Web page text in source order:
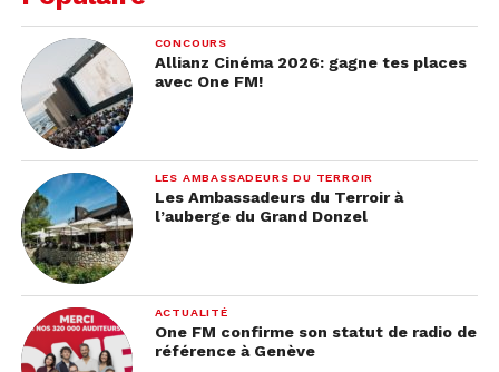
CONCOURS
Allianz Cinéma 2026: gagne tes places
avec One FM!
LES AMBASSADEURS DU TERROIR
Les Ambassadeurs du Terroir à
l’auberge du Grand Donzel
ACTUALITÉ
One FM confirme son statut de radio de
référence à Genève